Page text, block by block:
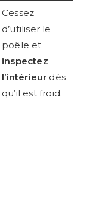
Cessez
d’utiliser le
poêle et
inspectez
l’intérieur dès
qu’il est froid.